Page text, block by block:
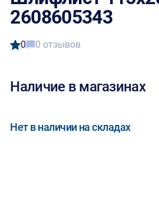
2608605343
0 0 отзывов
Наличие в магазинах
Нет в наличии на складах